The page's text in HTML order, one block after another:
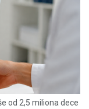
od 2,5 miliona dece